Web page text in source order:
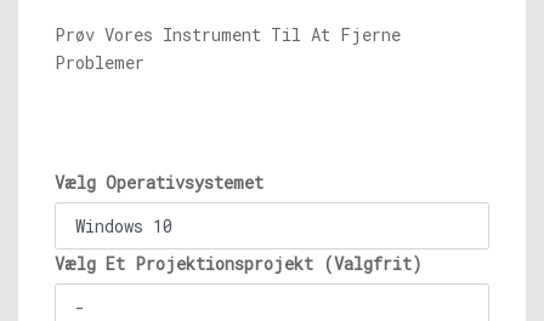
Prøv Vores Instrument Til At Fjerne
Problemer
Vælg Operativsystemet
Vælg Et Projektionsprojekt (Valgfrit)